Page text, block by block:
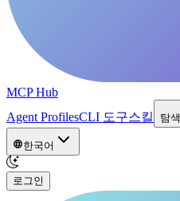
MCP Hub
Agent ProfilesCLI 도구스킬 탐색
한국어
로그인